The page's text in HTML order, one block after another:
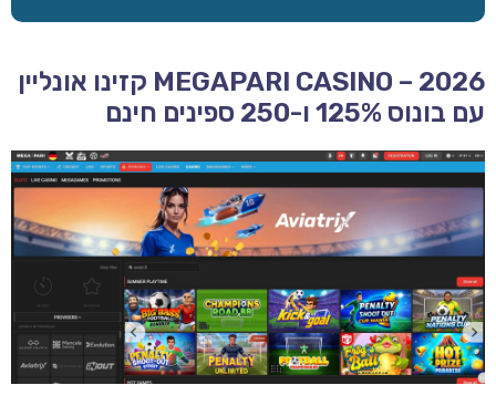
MEGAPARI CASINO – 2026 קזינו אונליין
עם בונוס 125% ו-250 ספינים חינם